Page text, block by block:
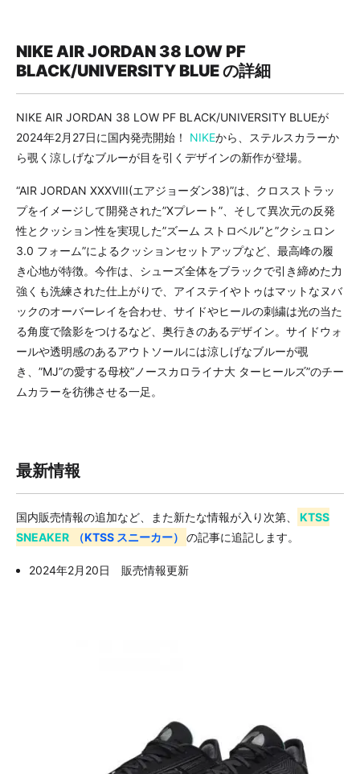
NIKE AIR JORDAN 38 LOW PF
BLACK/UNIVERSITY BLUE の詳細
NIKE AIR JORDAN 38 LOW PF BLACK/UNIVERSITY BLUEが
2024年2月27日に国内発売開始！ NIKEから、ステルスカラーか
ら覗く涼しげなブルーが目を引くデザインの新作が登場。
“AIR JORDAN XXXVIII(エアジョーダン38)”は、クロスストラッ
プをイメージして開発された”Xプレート”、そして異次元の反発
性とクッション性を実現した”ズーム ストロベル”と”クシュロン
3.0 フォーム”によるクッションセットアップなど、最高峰の履
き心地が特徴。今作は、シューズ全体をブラックで引き締めた力
強くも洗練された仕上がりで、アイステイやトゥはマットなヌバ
ックのオーバーレイを合わせ、サイドやヒールの刺繍は光の当た
る角度で陰影をつけるなど、奥行きのあるデザイン。サイドウォ
ールや透明感のあるアウトソールには涼しげなブルーが覗
き、”MJ”の愛する母校”ノースカロライナ大 ターヒールズ”のチー
ムカラーを彷彿させる一足。
最新情報
国内販売情報の追加など、また新たな情報が入り次第、
KTSS
SNEAKER
（KTSS スニーカー） の記事に追記します。
2024年2月20日 販売情報更新